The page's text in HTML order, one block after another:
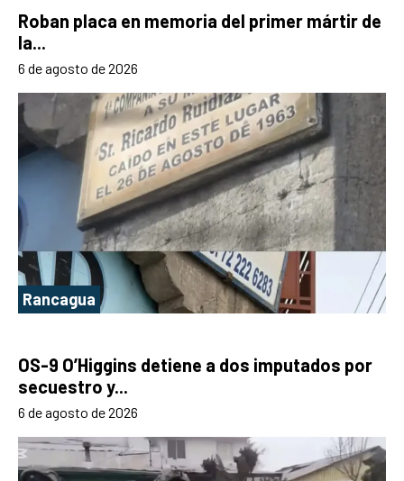
Roban placa en memoria del primer mártir de
la...
6 de agosto de 2026
Rancagua
OS-9 O’Higgins detiene a dos imputados por
secuestro y...
6 de agosto de 2026